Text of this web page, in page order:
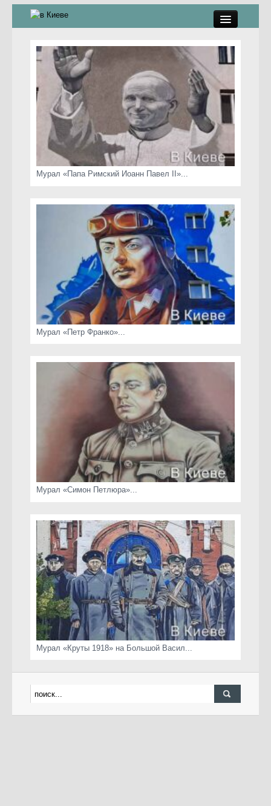
стрит-арт
коты Киева
скамейки
часы Киева
Мурал «Папа Римский Иоанн Павел II»...
Мурал «Петр Франко»...
Мурал «Симон Петлюра»...
Мурал «Круты 1918» на Большой Васил...